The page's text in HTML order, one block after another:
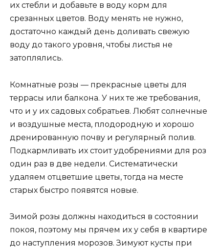
их стебли и добавьте в воду корм для
срезанных цветов. Воду менять не нужно,
достаточно каждый день доливать свежую
воду до такого уровня, чтобы листья не
затоплялись.
Комнатные розы — прекрасные цветы для
террасы или балкона. У них те же требования,
что и у их садовых собратьев. Любят солнечные
и воздушные места, плодородную и хорошо
дренированную почву и регулярный полив.
Подкармливать их стоит удобрениями для роз
один раз в две недели. Систематически
удаляем отцветшие цветы, тогда на месте
старых быстро появятся новые.
Зимой розы должны находиться в состоянии
покоя, поэтому мы прячем их у себя в квартире
до наступления морозов. Зимуют кусты при